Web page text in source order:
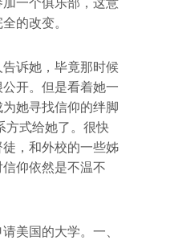
的改变。
诉她，毕竟那时候
开。但是看着她一
她寻找信仰的绊脚
方式给她了。很快
，和外校的一些姊
仰依然是不温不
美国的大学。一、